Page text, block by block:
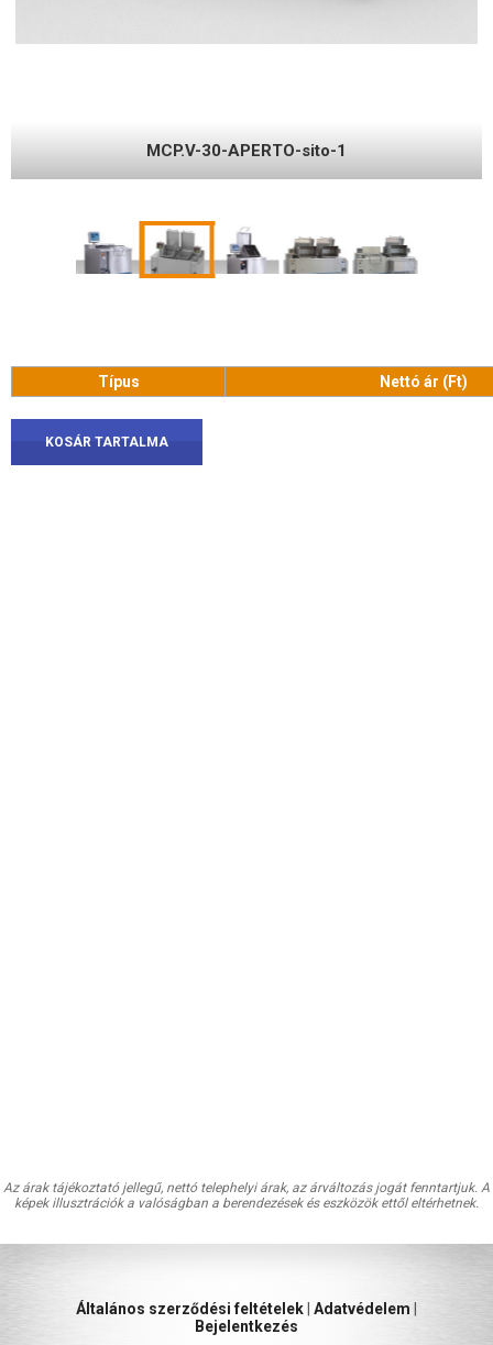
MCP15ED
Típus Nettó ár (Ft)
KOSÁR TARTALMA
Az árak tájékoztató jellegű, nettó telephelyi árak, az árváltozás jogát fenntartjuk. A
képek illusztrációk a valóságban a berendezések és eszközök ettől eltérhetnek.
Általános szerződési feltételek Adatvédelem
Bejelentkezés